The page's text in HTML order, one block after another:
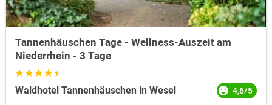
Tannenhäuschen Tage - Wellness-Auszeit am
Niederrhein - 3 Tage
Waldhotel Tannenhäuschen in Wesel 4,6/5